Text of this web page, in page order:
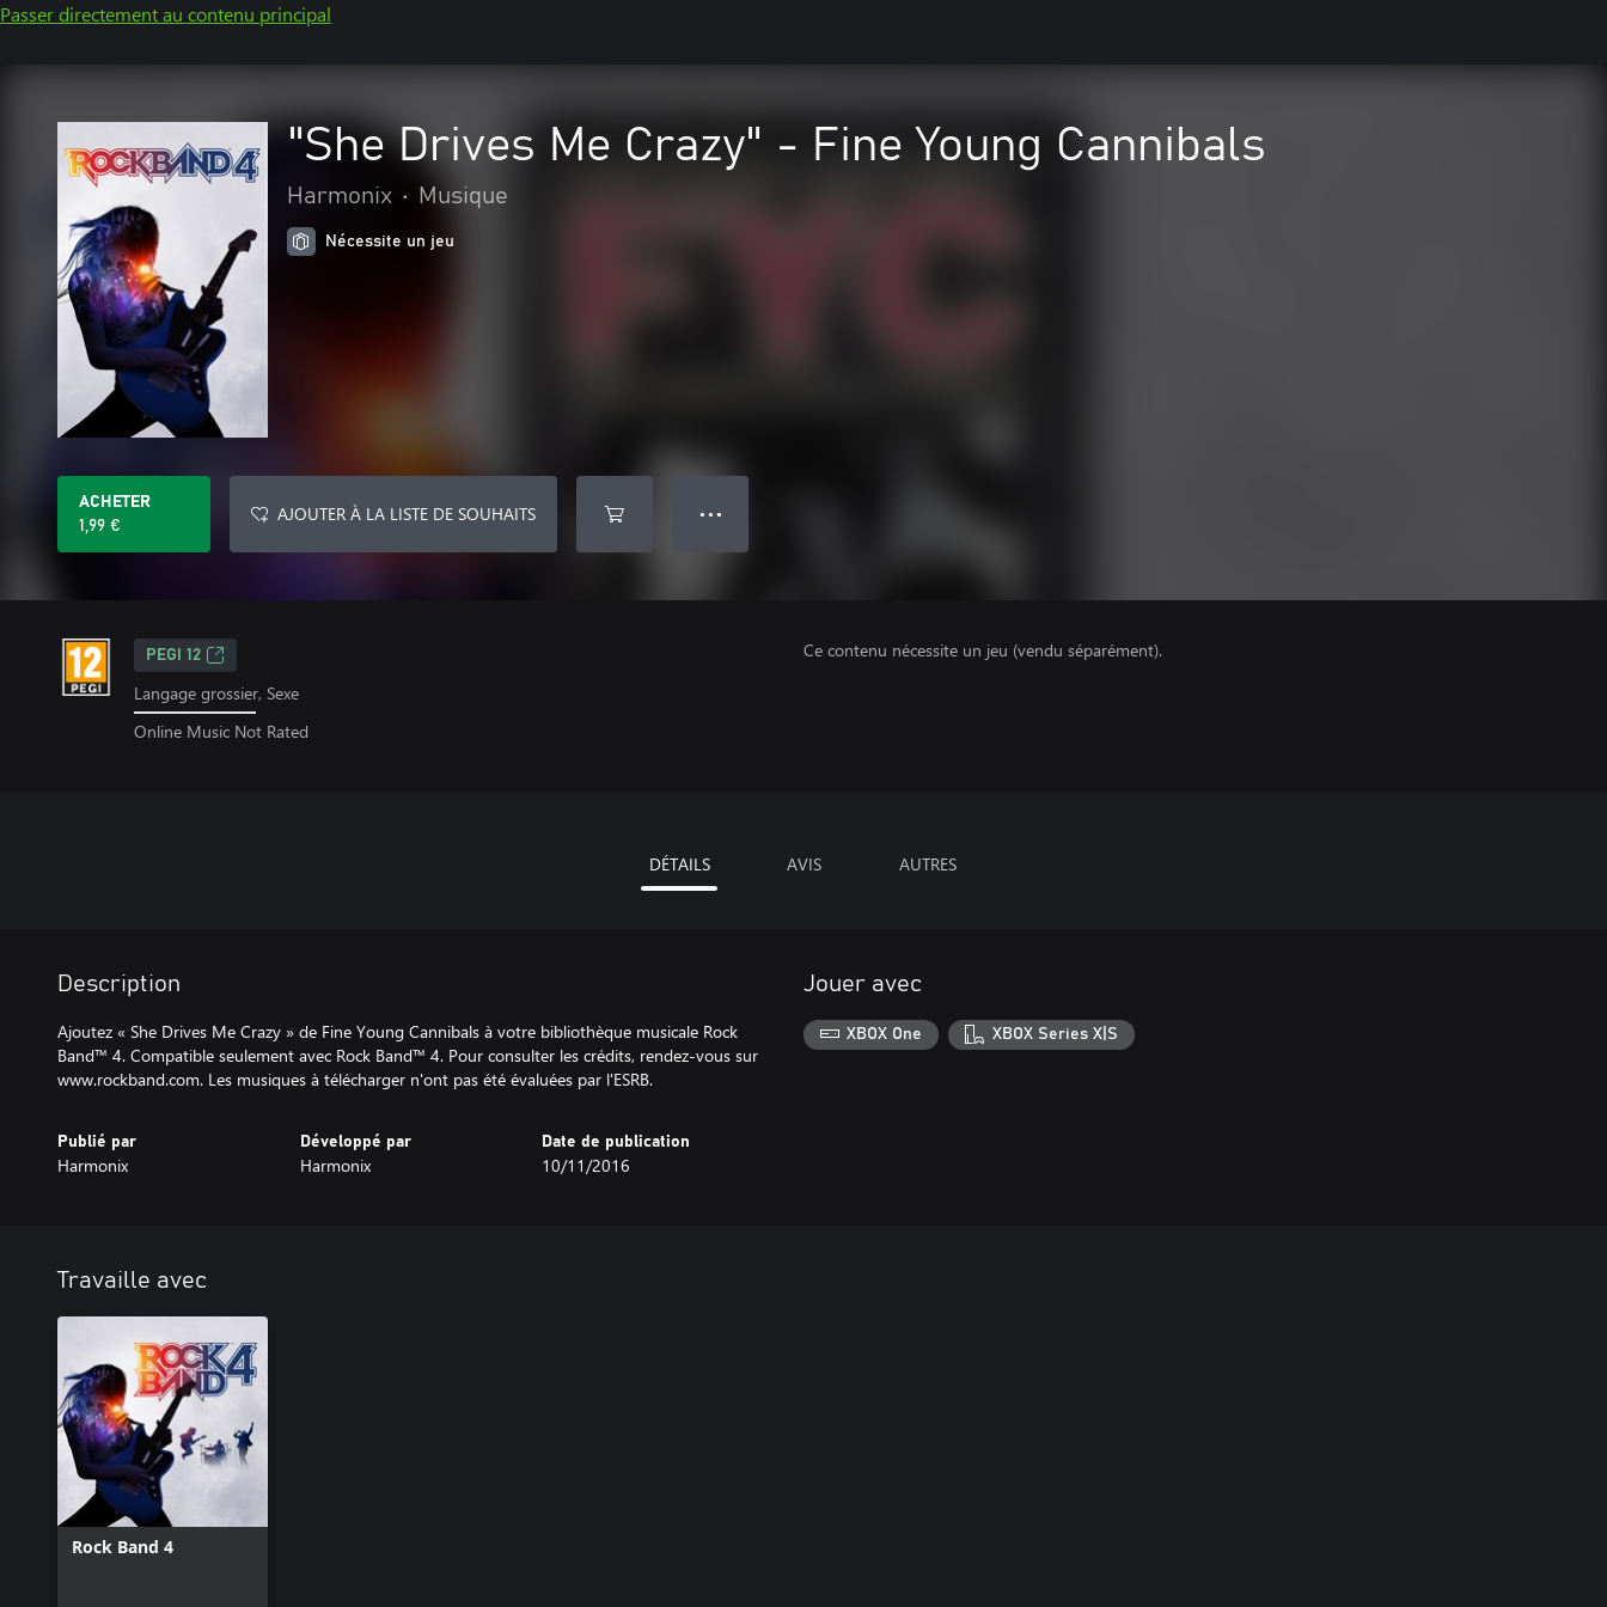
Passer directement au contenu principal
"She Drives Me Crazy" - Fine Young Cannibals
Harmonix • Musique
Nécessite un jeu
ACHETER
1,99 €
AJOUTER À LA LISTE DE SOUHAITS ● ● ●
PEGI 12
Langage grossier, Sexe
Online Music Not Rated
Ce contenu nécessite un jeu (vendu séparément).
DÉTAILS AVIS AUTRES
Description
Ajoutez « She Drives Me Crazy » de Fine Young Cannibals à votre bibliothèque musicale Rock
Band™ 4. Compatible seulement avec Rock Band™ 4. Pour consulter les crédits, rendez-vous sur
www.rockband.com. Les musiques à télécharger n'ont pas été évaluées par l'ESRB.
Publié par
Harmonix
Développé par
Harmonix
Date de publication
10/11/2016
Jouer avec
XBOX One XBOX Series X|S
Travaille avec
Rock Band 4